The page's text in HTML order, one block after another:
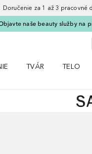
za 1 až 3 pracovné
naše beauty služby na
TVÁR
TELO